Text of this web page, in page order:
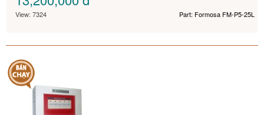
View: 7324 Part: Formosa FM-P5-25L